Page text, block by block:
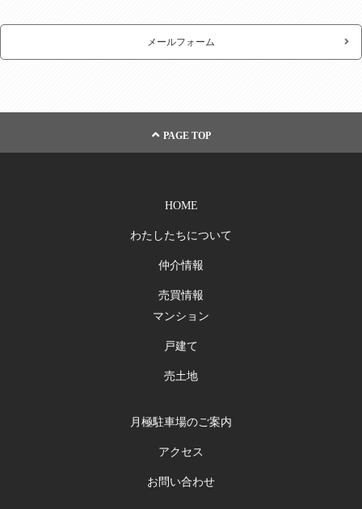
メールフォーム
PAGE TOP
HOME
わたしたちについて
仲介情報
売買情報
マンション
戸建て
売土地
月極駐車場のご案内
アクセス
お問い合わせ